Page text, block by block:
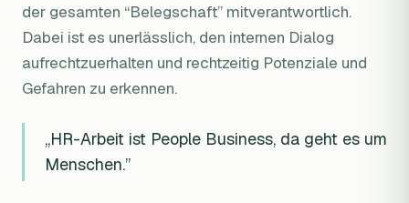
der gesamten “Belegschaft” mitverantwortlich.
Dabei ist es unerlässlich, den internen Dialog
aufrechtzuerhalten und rechtzeitig Potenziale und
Gefahren zu erkennen.
„HR-Arbeit ist People Business, da geht es um
Menschen.”